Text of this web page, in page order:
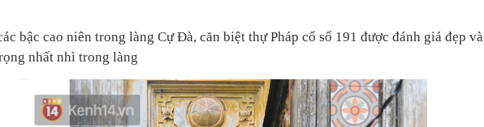
bậc cao niên trong làng Cự Đà, căn biệt thự Pháp cổ số 191 được đánh giá đẹp và
nhất nhì trong làng